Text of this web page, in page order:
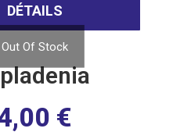
DÉTAILS
Out Of Stock
€